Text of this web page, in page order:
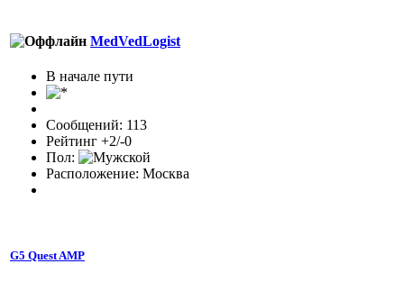
MedVedLogist
В начале пути
Сообщений: 113
Рейтинг +2/-0
Пол:
Расположение: Москва
G5 Quest AMP